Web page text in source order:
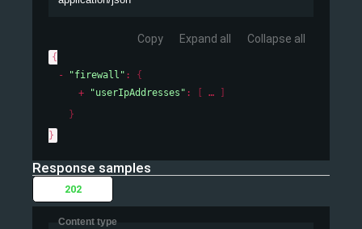
Copy Expand all Collapse all
{
"firewall" : {
"userIpAddresses" :
}
}
Response samples
202
Content type